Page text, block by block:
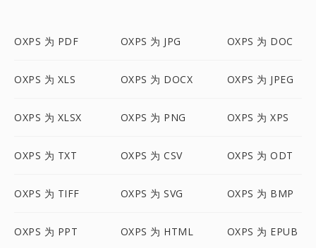
OXPS 为 PDF OXPS 为 JPG OXPS 为 DOC
OXPS 为 XLS OXPS 为 DOCX OXPS 为 JPEG
OXPS 为 XLSX OXPS 为 PNG OXPS 为 XPS
OXPS 为 TXT OXPS 为 CSV OXPS 为 ODT
OXPS 为 TIFF OXPS 为 SVG OXPS 为 BMP
OXPS 为 PPT OXPS 为 HTML OXPS 为 EPUB